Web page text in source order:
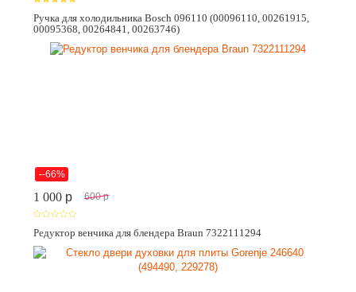
Ручка для холодильника Bosch 096110 (00096110, 00261915,
00095368, 00264841, 00263746)
--66%
1 000 p 600 p
Редуктор венчика для блендера Braun 7322111294